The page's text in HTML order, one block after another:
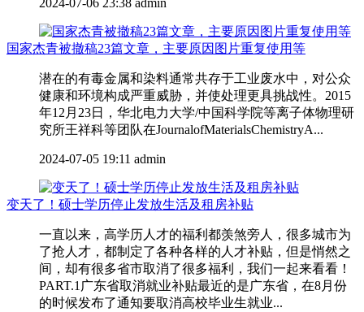
国家杰青被撤稿23篇文章，主要原因图片重复使用等
潜在的有毒金属和染料通常共存于工业废水中，对公众
健康和环境构成严重威胁，并使处理更具挑战性。2015
年12月23日，华北电力大学/中国科学院等离子体物理研
究所王祥科等团队在JournalofMaterialsChemistryA...
2024-07-05 19:11 admin
变天了！硕士学历停止发放生活及租房补贴
一直以来，高学历人才的福利都羡煞旁人，很多城市为
了抢人才，都制定了各种各样的人才补贴，但是悄然之
间，却有很多省市取消了很多福利，我们一起来看看！
PART.1广东省取消就业补贴最近的是广东省，在8月份
的时候发布了通知要取消高校毕业生就业...